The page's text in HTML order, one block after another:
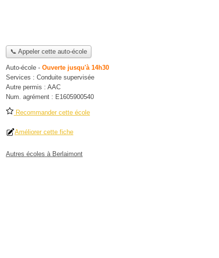
📞 Appeler cette auto-école
Auto-école - Ouverte jusqu'à 14h30
Services : Conduite supervisée
Autre permis : AAC
Num. agrément : E1605900540
Recommander cette école
Améliorer cette fiche
Autres écoles à Berlaimont